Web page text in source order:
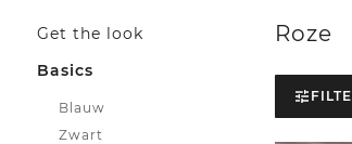
Get the look
Basics
Blauw
Zwart
Roze